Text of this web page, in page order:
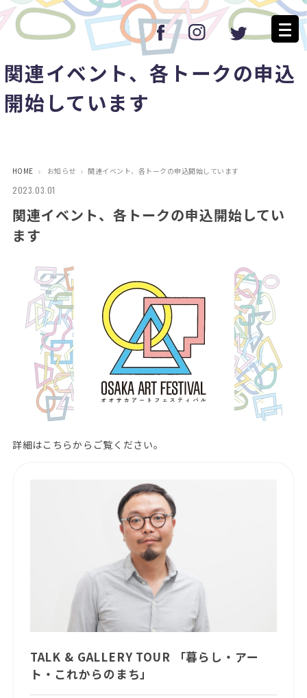
関連イベント、各トークの申込
開始しています
HOME お知らせ 関連イベント、各トークの申込開始しています
2023.03.01
関連イベント、各トークの申込開始してい
ます
詳細はこちらからご覧ください。
TALK & GALLERY TOUR 「暮らし・アー
ト・これからのまち」